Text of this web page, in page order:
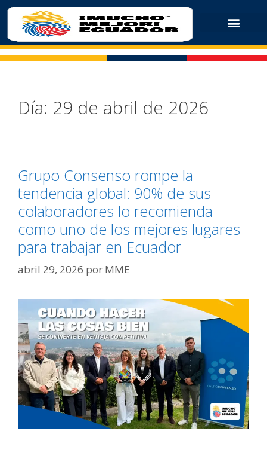
Día: 29 de abril de 2026
Grupo Consenso rompe la
tendencia global: 90% de sus
colaboradores lo recomienda
como uno de los mejores lugares
para trabajar en Ecuador
abril 29, 2026 por MME